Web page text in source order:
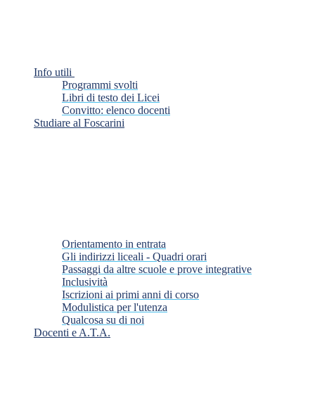
Info utili
Programmi svolti
Libri di testo dei Licei
Convitto: elenco docenti
Studiare al Foscarini
Orientamento in entrata
Gli indirizzi liceali - Quadri orari
Passaggi da altre scuole e prove integrative
Inclusività
Iscrizioni ai primi anni di corso
Modulistica per l'utenza
Qualcosa su di noi
Docenti e A.T.A.